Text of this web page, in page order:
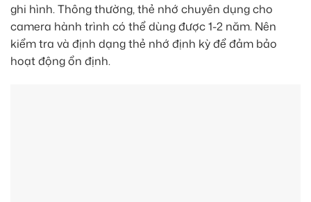
ghi hình. Thông thường, thẻ nhớ chuyên dụng cho
camera hành trình có thể dùng được 1-2 năm. Nên
kiểm tra và định dạng thẻ nhớ định kỳ để đảm bảo
hoạt động ổn định.